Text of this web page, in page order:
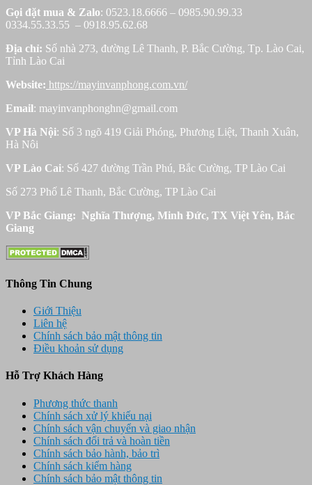
Gọi đặt mua & Zalo: 0523.18.6666 – 0985.90.99.33
0334.55.33.55 – 0918.95.62.68
Địa chỉ: Số nhà 273, đường Lê Thanh, P. Bắc Cường, Tp. Lào Cai,
Tỉnh Lào Cai
Website: https://mayinvanphong.com.vn/
Email: mayinvanphonghn@gmail.com
VP Hà Nội: Số 3 ngõ 419 Giải Phóng, Phương Liệt, Thanh Xuân,
Hà Nôi
VP Lào Cai: Số 427 đường Trần Phú, Bắc Cường, TP Lào Cai
Số 273 Phố Lê Thanh, Bắc Cường, TP Lào Cai
VP Bắc Giang: Nghĩa Thượng, Minh Đức, TX Việt Yên, Bắc
Giang
Thông Tin Chung
Giới Thiệu
Liên hệ
Chính sách bảo mật thông tin
Điều khoản sử dụng
Hỗ Trợ Khách Hàng
Phương thức thanh
Chính sách xử lý khiếu nại
Chính sách vận chuyển và giao nhận
Chính sách đổi trả và hoàn tiền
Chính sách bảo hành, bảo trì
Chính sách kiểm hàng
Chính sách bảo mật thông tin